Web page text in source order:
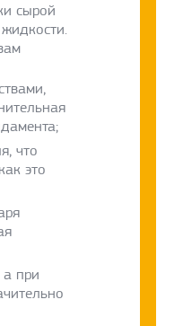
сырой
что
это
а при